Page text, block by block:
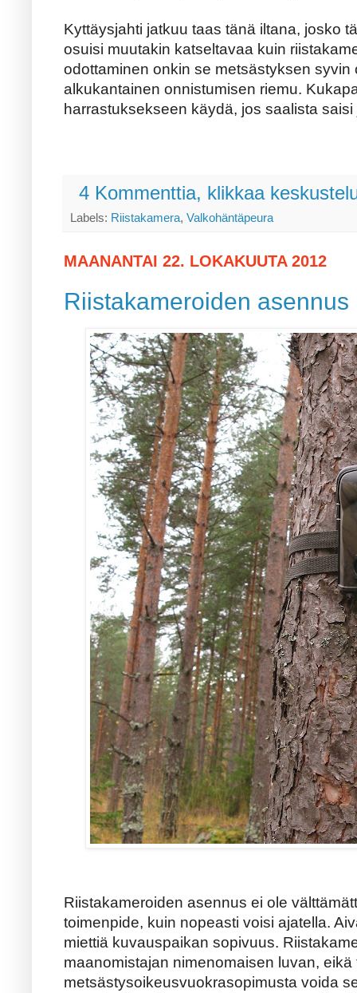
Kyttäysjahti jatkuu taas tänä iltana, josko
osuisi muutakin katseltavaa kuin
odottaminen onkin se metsästyksen syvin
alkukantainen onnistumisen riemu.
harrastuksekseen käydä, jos saalista
4 Kommenttia, klikkaa
Labels: Riistakamera, Valkohäntäpeura
MAANANTAI 22. LOKAKUUTA 2012
Riistakameroiden asennus
Riistakameroiden asennus ei ole
toimenpide, kuin nopeasti voisi ajatella.
miettiä kuvauspaikan sopivuus.
maanomistajan nimenomaisen luvan,
metsästysoikeusvuokrasopimusta voida